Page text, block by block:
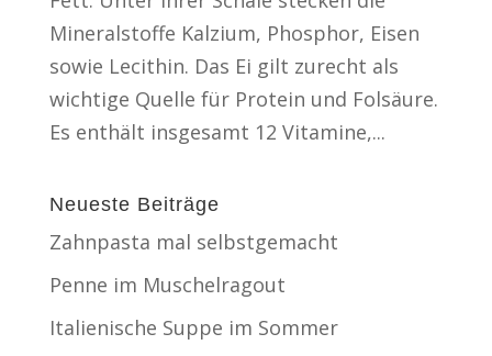
Mineralstoffe Kalzium, Phosphor, Eisen
sowie Lecithin. Das Ei gilt zurecht als
wichtige Quelle für Protein und Folsäure.
Es enthält insgesamt 12 Vitamine,...
Neueste Beiträge
Zahnpasta mal selbstgemacht
Penne im Muschelragout
Italienische Suppe im Sommer